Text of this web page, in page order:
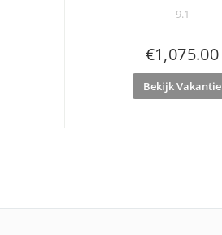
9.1
€1,075.00
Bekijk Vakantie